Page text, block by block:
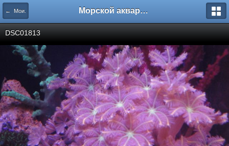
← Мои. Морской аквариум. Форумы ReefCentral.ru
DSC01813